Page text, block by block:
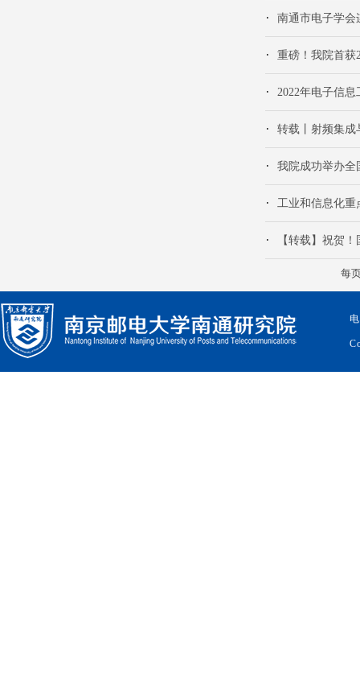
南通市电子学会
重磅！我院首获
2022年电子信
转载丨射频集成
我院成功举办全
工业和信息化重
【转载】祝贺
每